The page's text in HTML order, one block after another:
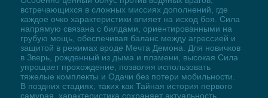
встречающихся в сложных миссиях дополнений, где
каждое очко характеристики влияет на исход боя. Сила
напрямую связана с билдами, ориентированными на
грубую мощь, обеспечивая баланс между агрессией и
защитой в режимах вроде Мечта Демона. Для новичков
в Зверь, рожденный из дыма и пламени, высокая Сила
упрощает прохождение, позволяя использовать
тяжелые комплекты и Одачи без потери мобильности.
В поздних стадиях, таких как Тайная история первого
самурая, характеристика сохраняет актуальность,